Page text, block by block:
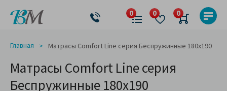
Главная Матрасы Comfort Line серия Беспружинные 180x190
Матрасы Comfort Line серия
Беспружинные 180x190